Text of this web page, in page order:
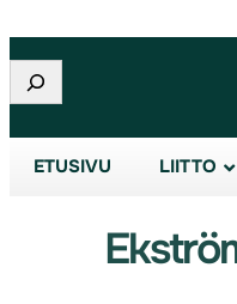
Etsi
ETUSIVU LIITTO